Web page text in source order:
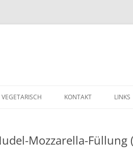
KONTAKT LINKS
Mozzarella-Füllung